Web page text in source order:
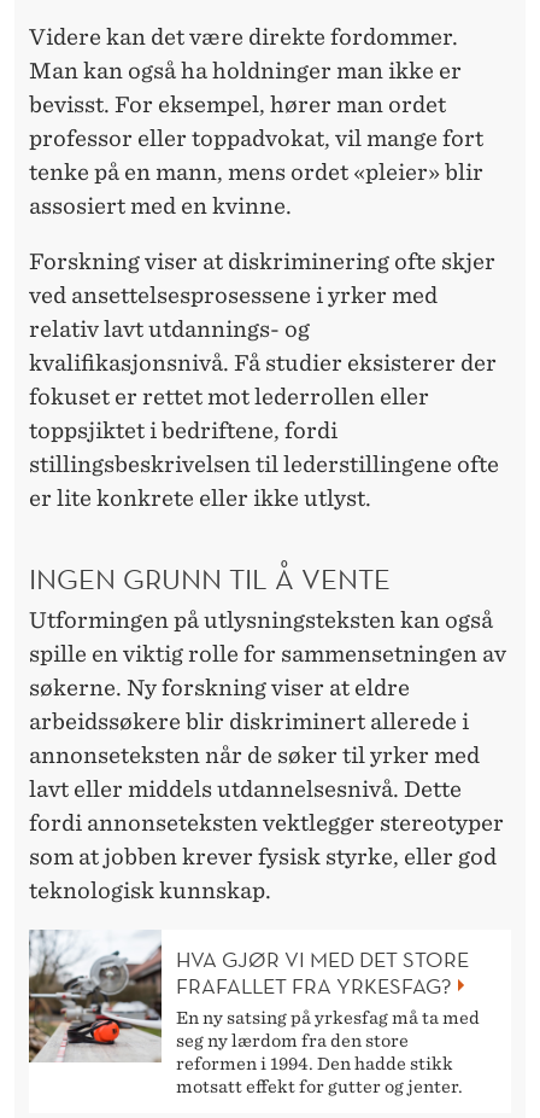
Videre kan det være direkte fordommer.
Man kan også ha holdninger man ikke er
bevisst. For eksempel, hører man ordet
professor eller toppadvokat, vil mange fort
tenke på en mann, mens ordet «pleier» blir
assosiert med en kvinne.
Forskning viser at diskriminering ofte skjer
ved ansettelsesprosessene i yrker med
relativ lavt utdannings- og
kvalifikasjonsnivå. Få studier eksisterer der
fokuset er rettet mot lederrollen eller
toppsjiktet i bedriftene, fordi
stillingsbeskrivelsen til lederstillingene ofte
er lite konkrete eller ikke utlyst.
INGEN GRUNN TIL Å VENTE
Utformingen på utlysningsteksten kan også
spille en viktig rolle for sammensetningen av
søkerne. Ny forskning viser at eldre
arbeidssøkere blir diskriminert allerede i
annonseteksten når de søker til yrker med
lavt eller middels utdannelsesnivå. Dette
fordi annonseteksten vektlegger stereotyper
som at jobben krever fysisk styrke, eller god
teknologisk kunnskap.
HVA GJØR VI MED DET STORE
FRAFALLET FRA YRKESFAG?
En ny satsing på yrkesfag må ta med
seg ny lærdom fra den store
reformen i 1994. Den hadde stikk
motsatt effekt for gutter og jenter.